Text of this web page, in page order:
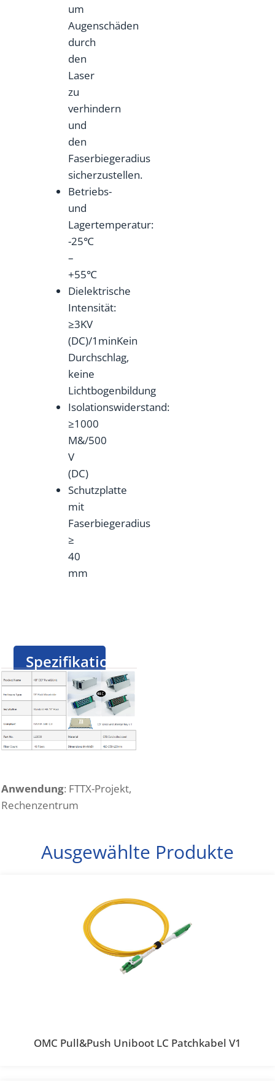
um
Augenschäden
durch
den
Laser
zu
verhindern
und
den
Faserbiegeradius
sicherzustellen.
Betriebs-
und
Lagertemperatur:
-25℃
–
+55℃
Dielektrische
Intensität:
≥3KV
(DC)/1minKein
Durchschlag,
keine
Lichtbogenbildung
Isolationswiderstand:
≥1000
M&/500
V
(DC)
Schutzplatte
mit
Faserbiegeradius
≥
40
mm
Spezifikation
Anwendung: FTTX-Projekt,
Rechenzentrum
Ausgewählte Produkte
OMC Pull&Push Uniboot LC Patchkabel V1